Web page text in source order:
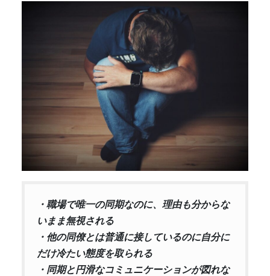
・職場で唯一の同期なのに、理由も分からな
いまま無視される
・他の同僚とは普通に接しているのに自分に
だけ冷たい態度を取られる
・同期と円滑なコミュニケーションが図れな